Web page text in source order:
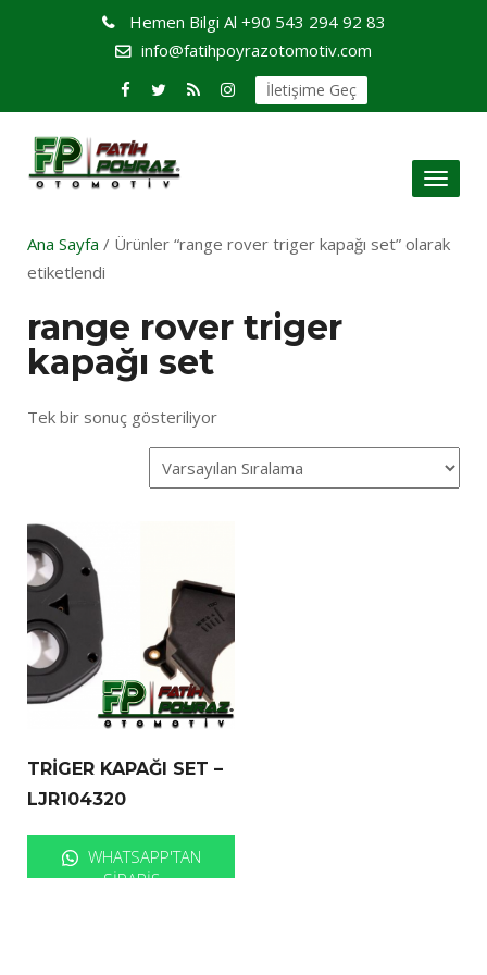
Hemen Bilgi Al +90 543 294 92 83
info@fatihpoyrazotomotiv.com
İletişime Geç
Toggle
Ana Sayfa / Ürünler “range rover triger kapağı set” olarak
etiketlendi
range rover triger
kapağı set
Tek bir sonuç gösteriliyor
TRİGER KAPAĞI SET –
LJR104320
WHATSAPP'TAN
SIPARIŞ